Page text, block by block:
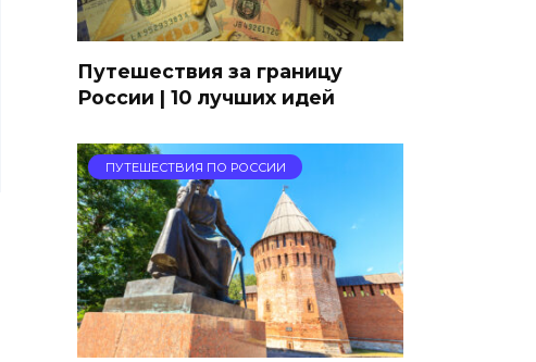
Путешествия за границу
России | 10 лучших идей
ПУТЕШЕСТВИЯ ПО РОССИИ